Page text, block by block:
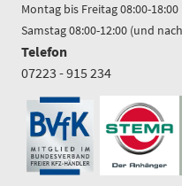
Montag bis Freitag 08:00-18:00
Samstag 08:00-12:00 (und
Telefon
07223 - 915 234